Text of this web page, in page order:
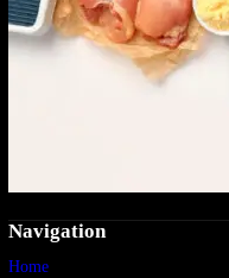
Navigation
Home